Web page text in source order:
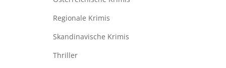
Regionale Krimis
Skandinavische Krimis
Thriller